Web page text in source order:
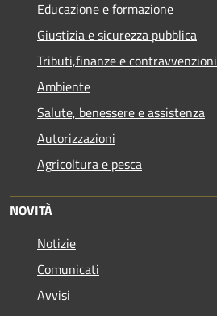
Educazione e formazione
Giustizia e sicurezza pubblica
Tributi,finanze e contravvenzioni
Ambiente
Salute, benessere e assistenza
Autorizzazioni
Agricoltura e pesca
NOVITÀ
Notizie
Comunicati
Avvisi